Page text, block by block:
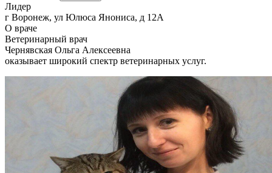
Лидер
г Воронеж, ул Юлюса Янониса, д 12А
О враче
Ветеринарный врач
Чернявская Ольга Алексеевна
оказывает широкий спектр ветеринарных услуг.